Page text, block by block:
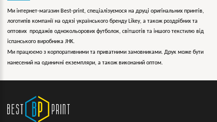
Ми інтернет-магазин Best-print, спеціалізуємося на друці оригінальних принтів,
логотипів компанії на одязі українського бренду Likey, а також роздрібних та
оптових продажів однокольорових футболок, світшотів та іншого текстилю від
іспанського виробника JHK.
Ми працюємо з корпоративними та приватними замовниками. Друк може бути
нанесений на одиничні екземпляри, а також виконаний оптом.